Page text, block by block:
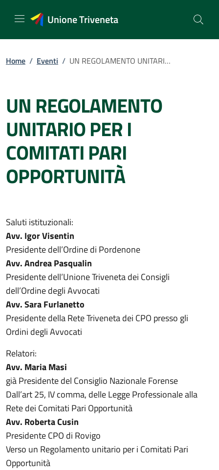
Unione Triveneta
Home / Eventi / UN REGOLAMENTO UNITARIO PER I COMITATI PARI OPPORTUNITÀ
UN REGOLAMENTO
UNITARIO PER I
COMITATI PARI
OPPORTUNITÀ
Saluti istituzionali:
Avv. Igor Visentin
Presidente dell’Ordine di Pordenone
Avv. Andrea Pasqualin
Presidente dell’Unione Triveneta dei Consigli
dell’Ordine degli Avvocati
Avv. Sara Furlanetto
Presidente della Rete Triveneta dei CPO presso gli
Ordini degli Avvocati
Relatori:
Avv. Maria Masi
già Presidente del Consiglio Nazionale Forense
Dall’art 25, IV comma, delle Legge Professionale alla
Rete dei Comitati Pari Opportunità
Avv. Roberta Cusin
Presidente CPO di Rovigo
Verso un Regolamento unitario per i Comitati Pari
Opportunità